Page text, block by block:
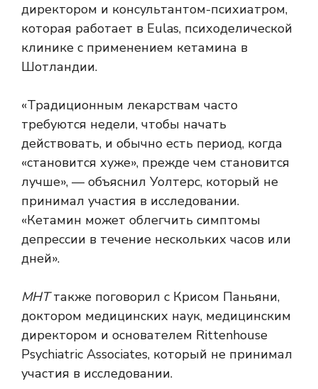
директором и консультантом-психиатром,
которая работает в Eulas, психоделической
клинике с применением кетамина в
Шотландии.
«Традиционным лекарствам часто
требуются недели, чтобы начать
действовать, и обычно есть период, когда
«становится хуже», прежде чем становится
лучше», — объяснил Уолтерс, который не
принимал участия в исследовании.
«Кетамин может облегчить симптомы
депрессии в течение нескольких часов или
дней».
МНТтакже поговорил с Крисом Паньяни,
доктором медицинских наук, медицинским
директором и основателем Rittenhouse
Psychiatric Associates, который не принимал
участия в исследовании.